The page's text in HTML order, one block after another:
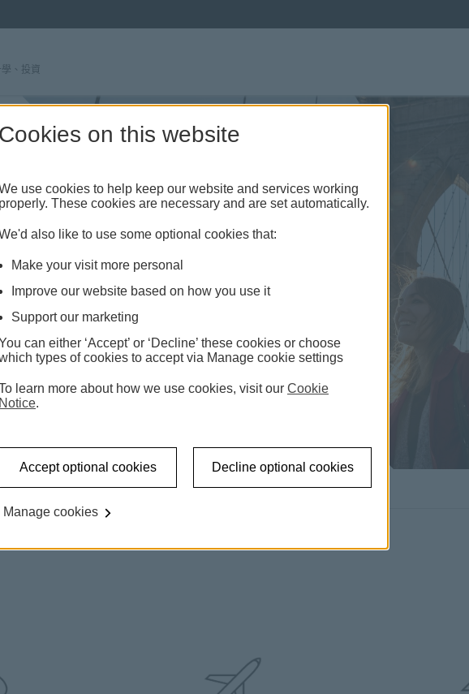
、投資
Cookies on this website
use cookies to help keep our website and services working
properly. These cookies are necessary and are set automatically.
also like to use some optional cookies that:
Make your visit more personal
Improve our website based on how you use it
Support our marketing
can either ‘Accept’ or ‘Decline’ these cookies or choose
types of cookies to accept via Manage cookie settings
learn more about how we use cookies, visit our Cookie
Notice.
Accept optional cookies Decline optional cookies
Manage cookies